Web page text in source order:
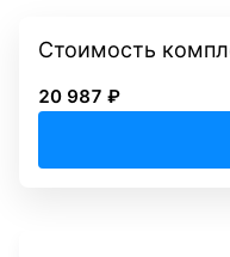
Стоимость
20 987 ₽